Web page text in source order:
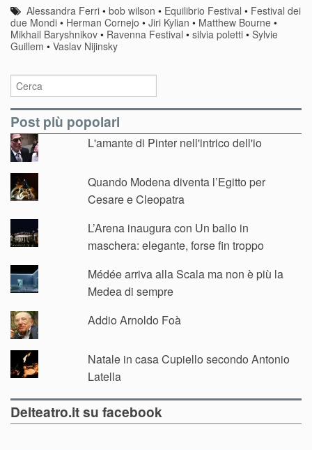
Alessandra Ferri •bob wilson • Equilibrio Festival • Festival dei
due Mondi • Herman Cornejo • Jiri Kylian • Matthew Bourne •
Mikhail Baryshnikov • Ravenna Festival • silvia poletti • Sylvie
Guillem • Vaslav Nijinsky
Post più popolari
L'amante di Pinter nell'intrico dell'io
Quando Modena diventa l’Egitto per
Cesare e Cleopatra
L’Arena inaugura con Un ballo in
maschera: elegante, forse fin troppo
Médée arriva alla Scala ma non è più la
Medea di sempre
Addio Arnoldo Foà
Natale in casa Cupiello secondo Antonio
Latella
Delteatro.it su facebook